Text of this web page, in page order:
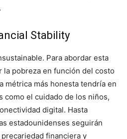
Stability
Para abordar esta
pobreza en función del costo
métrica más honesta tendría en
como el cuidado de los niños,
digital. Hasta
estadounidenses seguirán
financiera y